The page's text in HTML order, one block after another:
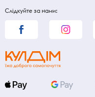
Слідкуйте за нами: